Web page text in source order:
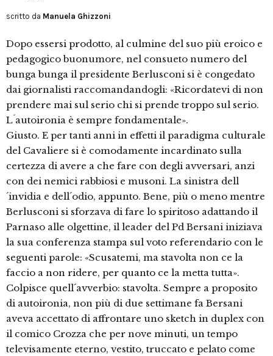
scritto da Manuela Ghizzoni
Dopo essersi prodotto, al culmine del suo più eroico e
pedagogico buonumore, nel consueto numero del
bunga bunga il presidente Berlusconi si è congedato
dai giornalisti raccomandandogli: «Ricordatevi di non
prendere mai sul serio chi si prende troppo sul serio.
L´autoironia è sempre fondamentale».
Giusto. E per tanti anni in effetti il paradigma culturale
del Cavaliere si è comodamente incardinato sulla
certezza di avere a che fare con degli avversari, anzi
con dei nemici rabbiosi e musoni. La sinistra dell
´invidia e dell´odio, appunto. Bene, più o meno mentre
Berlusconi si sforzava di fare lo spiritoso adattando il
Parnaso alle olgettine, il leader del Pd Bersani iniziava
la sua conferenza stampa sul voto referendario con le
seguenti parole: «Scusatemi, ma stavolta non ce la
faccio a non ridere, per quanto ce la metta tutta».
Colpisce quell´avverbio: stavolta. Sempre a proposito
di autoironia, non più di due settimane fa Bersani
aveva accettato di affrontare uno sketch in duplex con
il comico Crozza che per nove minuti, un tempo
televisamente eterno, vestito, truccato e pelato come